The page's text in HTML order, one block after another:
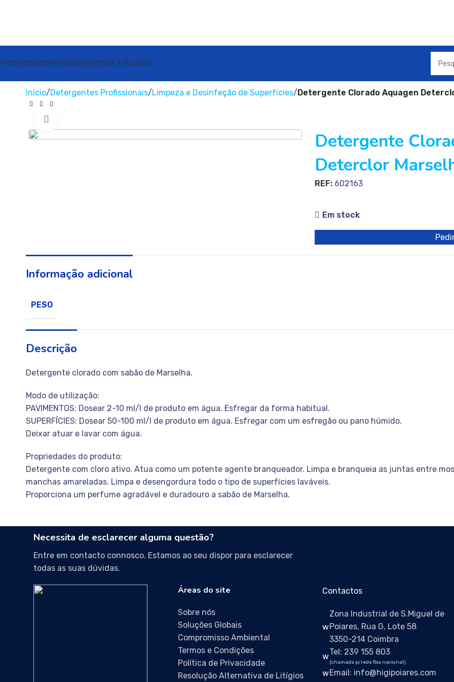
SOBRE NÓSCONTACTOSCATÁLOGOS
Início Detergentes Profissionais Limpeza e Desinfeção de Superfícies Detergente Clorado Aquagen
Detergente
Deterclor
REF: 602163
Em stock
Informação adicional
PESO
Descrição
Detergente clorado com sabão de Marselha.
Modo de utilização:
PAVIMENTOS: Dosear 2-10 ml/l de produto em água. Esfregar da forma habitual.
SUPERFÍCIES: Dosear 50-100 ml/l de produto em água. Esfregar com um esfregão ou pano húmido.
Deixar atuar e lavar com água.
Propriedades do produto:
Detergente com cloro ativo. Atua como um potente agente branqueador. Limpa e branqueia as juntas entre
manchas amareladas. Limpa e desengordura todo o tipo de superfícies laváveis.
Proporciona um perfume agradável e duradouro a sabão de Marselha.
Necessita de esclarecer alguma questão?
Entre em contacto connosco. Estamos ao seu dispor para esclarecer
todas as suas dúvidas.
Áreas do site
Sobre nós
Soluções Globais
Compromisso Ambiental
Termos e Condições
Política de Privacidade
Resolução Alternativa de Litígios
Contactos
Zona Industrial de S.Miguel de
Poiares, Rua G, Lote 58
3350-214 Coimbra
Tel: 239 155 803
(chamada p/rede fixa nacional)
Email: info@higipoiares.com